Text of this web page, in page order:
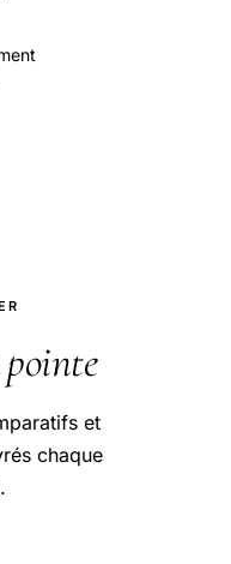
et
chaque